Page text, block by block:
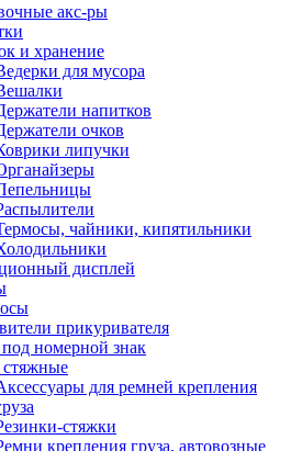
акс-ры
и хранение
для мусора
напитков
очков
липучки
чайники, кипятильники
дисплей
прикуривателя
номерной знак
для ремней крепления
стяжки
крепления груза, автовозные